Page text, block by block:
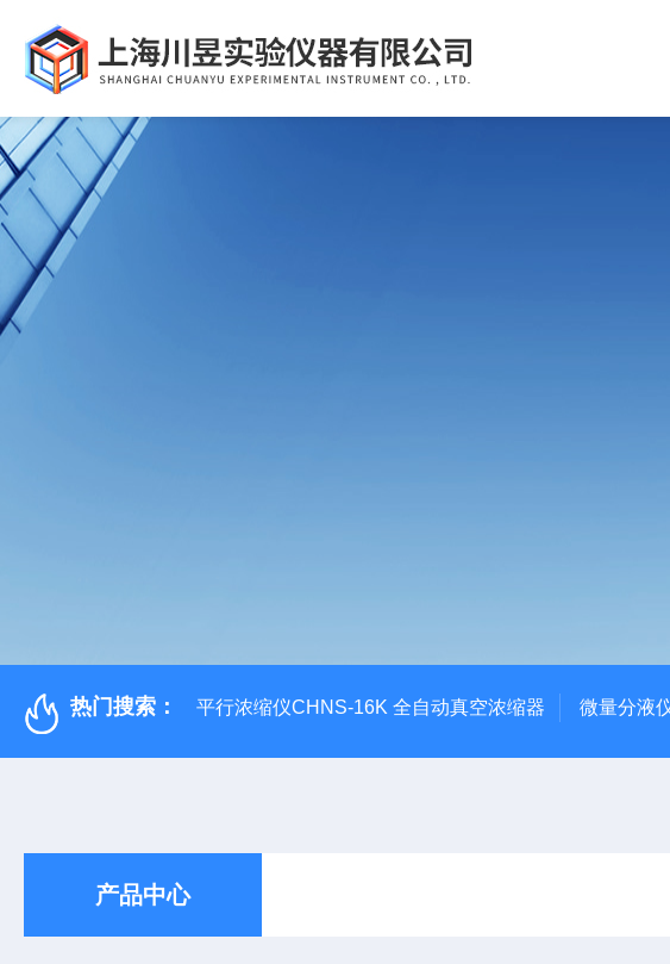
热门搜索： 平行浓缩仪CHNS-16K 全自动真空浓缩器 微量分液
产品中心